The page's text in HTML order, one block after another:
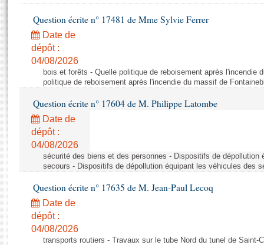
Projets de loi
Propositions de loi
Amendements
Textes adoptés
Rapports législatifs
Rapports sur l'application des lois
Baromètre de l’application des lois
Dossiers législatifs
Budget et sécurité sociale
Questions écrites et orales
Comptes rendus des débats
Histoire
Juniors
Anciennes législatures
Contacts et plan d'accès
Photos libres de droit
Question écrite n° 17481 de Mme Sylvie Ferrer
Date de
dépôt :
04/08/2026
bois et forêts - Quelle politique de reboisement après l'incendie
politique de reboisement après l'incendie du massif de
Question écrite n° 17604 de M. Philippe Latombe
Date de
dépôt :
04/08/2026
sécurité des biens et des personnes - Dispositifs de
secours - Dispositifs de dépollution équipant les véhicules des
Question écrite n° 17635 de M. Jean-Paul Lecoq
Date de
dépôt :
04/08/2026
transports routiers - Travaux sur le tube Nord du tunel de Saint-